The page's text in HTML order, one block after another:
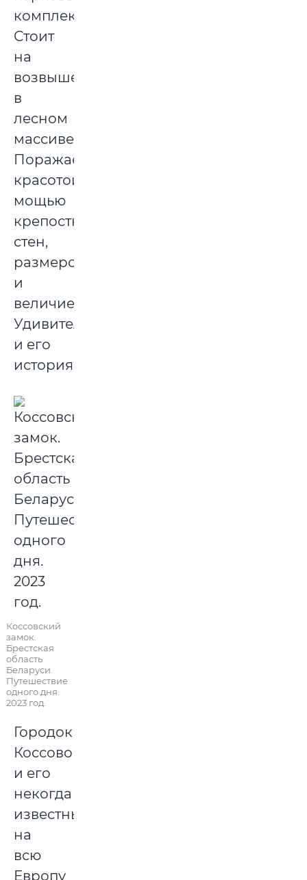
комплекс.
Стоит
на
возвышенности
в
лесном
массиве.
Поражает
красотой,
мощью
крепостных
стен,
размером
и
величием.
Удивительна
и его
история.
Коссовский
замок.
Брестская
область
Беларуси.
Путешествие
одного дня.
2023 год.
Городок
Коссово
и его
некогда
известный
на
всю
Европу